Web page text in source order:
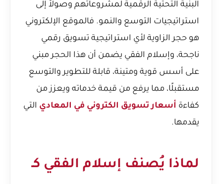
البنية التحتية الرقمية لمشروعاتهم وصولاً إلى
استراتيجيات التوسع والنمو. فالموقع الإلكتروني
هو حجر الزاوية لأي استراتيجية تسويق رقمي
ناجحة، وإسلام الفقي يضمن أن هذا الحجر مبني
على أسس قوية ومتينة، قابلة للتطوير والتوسع
مستقبلًا، مما يرفع من قيمة خدماته ويعزز من
كفاءة أسعار تسويق الكتروني في المعادي التي
يقدمها.
لماذا يُصنف إسلام الفقي كـ